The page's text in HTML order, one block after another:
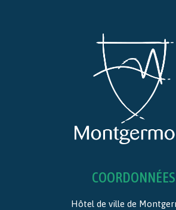
COORDONNÉES
Hôtel de ville de